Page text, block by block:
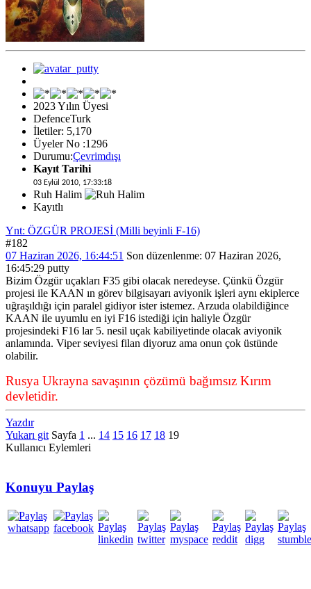
2023 Yılın Üyesi
DefenceTurk
İletiler: 5,170
Üyeler No :1296
Durumu:Çevrimdışı
Kayıt Tarihi
03 Eylül 2010, 17:33:18
Ruh Halim
Kayıtlı
Ynt: ÖZGÜR PROJESİ (Milli beyinli F-16)
#182
07 Haziran 2026, 16:44:51 Son düzenlenme: 07 Haziran 2026,
16:45:29 putty
Bizim Özgür uçakları F35 gibi olacak neredeyse. Çünkü Özgür
projesi ile KAAN ın görev bilgisayarı aviyonik işleri aynı ekiplerce
uğraşıldığı için paralel gidiyor ister istemez. Arzuda olabildiğince
KAAN ile uyumlu en iyi F16 istediği için haliyle Özgür
projesindeki F16 lar 5. nesil uçak kabiliyetinde olacak aviyonik
anlamında. Viper seviyesi filan diyoruz ama onun çok üstünde
olabilir.
Rusya Ukrayna savaşının çözümü bağımsız Kırım
devletidir.
Yazdır
Yukarı git Sayfa 1 ... 14 15 16 17 18 19
Kullanıcı Eylemleri
Konuyu Paylaş